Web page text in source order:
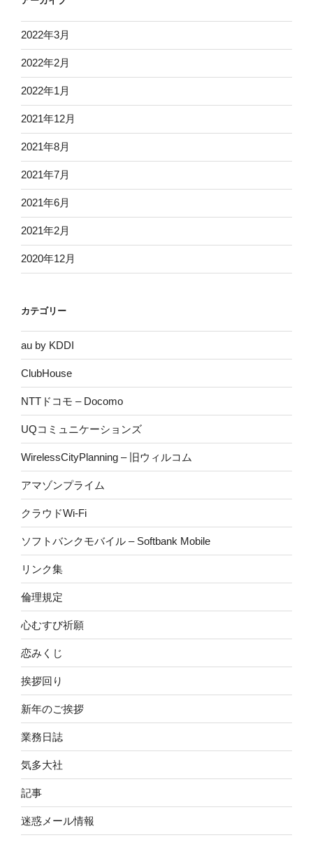
2022年3月
2022年2月
2022年1月
2021年12月
2021年8月
2021年7月
2021年6月
2021年2月
2020年12月
カテゴリー
au by KDDI
ClubHouse
NTTドコモ – Docomo
UQコミュニケーションズ
WirelessCityPlanning – 旧ウィルコム
アマゾンプライム
クラウドWi-Fi
ソフトバンクモバイル – Softbank Mobile
リンク集
倫理規定
心むすび祈願
恋みくじ
挨拶回り
新年のご挨拶
業務日誌
気多大社
記事
迷惑メール情報